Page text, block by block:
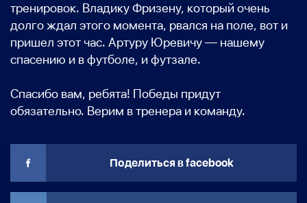
тренировок. Владику Фризену, который очень
долго ждал этого момента, рвался на поле, вот и
пришел этот час. Артуру Юревичу — нашему
спасению и в футболе, и футзале.
Спасибо вам, ребята! Победы придут
обязательно. Верим в тренера и команду.
Поделиться в facebook